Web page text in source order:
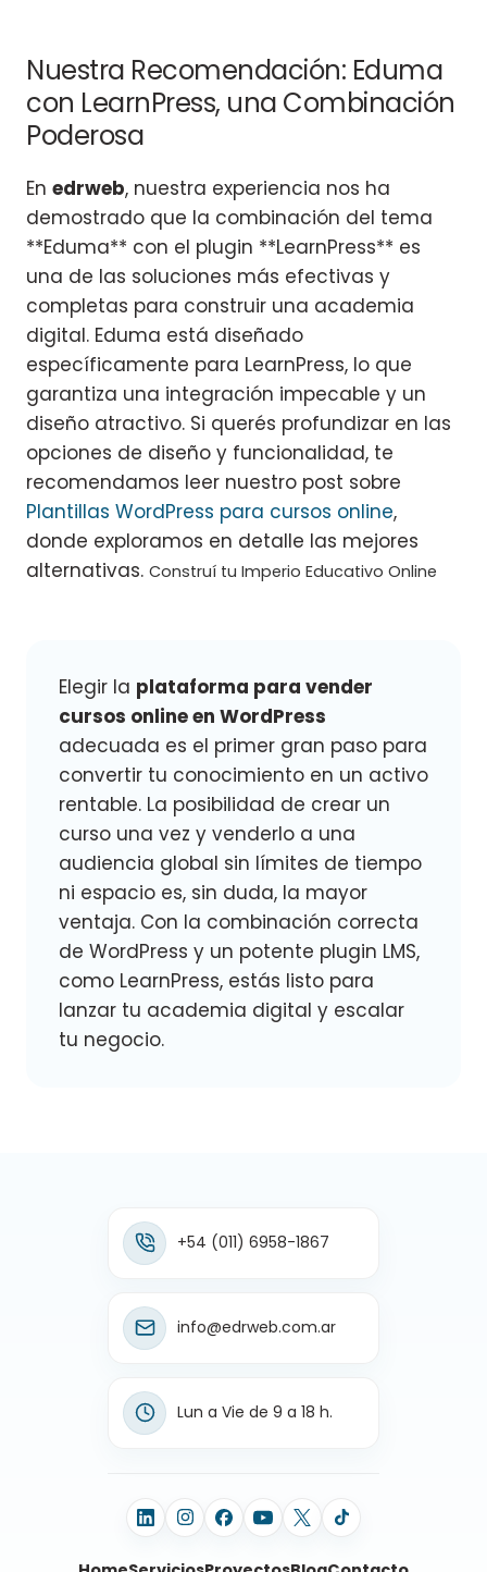
Nuestra Recomendación: Eduma
con LearnPress, una Combinación
Poderosa
En edrweb, nuestra experiencia nos ha
demostrado que la combinación del tema
**Eduma** con el plugin **LearnPress** es
una de las soluciones más efectivas y
completas para construir una academia
digital. Eduma está diseñado
específicamente para LearnPress, lo que
garantiza una integración impecable y un
diseño atractivo. Si querés profundizar en las
opciones de diseño y funcionalidad, te
recomendamos leer nuestro post sobre
Plantillas WordPress para cursos online,
donde exploramos en detalle las mejores
alternativas. Construí tu Imperio Educativo Online
Elegir la plataforma para vender
cursos online en WordPress
adecuada es el primer gran paso para
convertir tu conocimiento en un activo
rentable. La posibilidad de crear un
curso una vez y venderlo a una
audiencia global sin límites de tiempo
ni espacio es, sin duda, la mayor
ventaja. Con la combinación correcta
de WordPress y un potente plugin LMS,
como LearnPress, estás listo para
lanzar tu academia digital y escalar
tu negocio.
+54 (011) 6958-1867
info@edrweb.com.ar
Lun a Vie de 9 a 18 h.